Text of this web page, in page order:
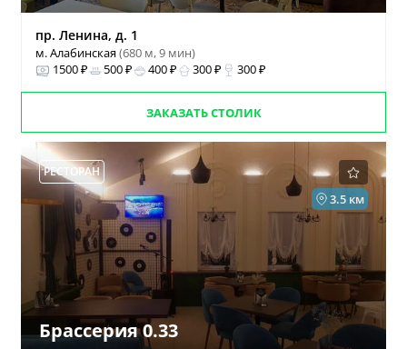
пр. Ленина, д. 1
м. Алабинская(680 м, 9 мин)
1500 ₽
500 ₽ 400 ₽ 300 ₽ 300 ₽
ЗАКАЗАТЬ СТОЛИК
РЕСТОРАН
3.5 км
Брассерия 0.33